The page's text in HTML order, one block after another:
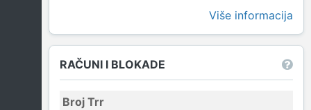
Više informacija
RAČUNI I BLOKADE
Broj Trr